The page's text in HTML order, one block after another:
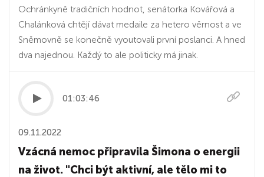
Ochránkyně tradičních hodnot, senátorka Kovářová a
Chalánková chtějí dávat medaile za hetero věrnost a ve
Sněmovně se konečně vyoutovali první poslanci. A hned
dva najednou. Každý to ale politicky má jinak.
01:03:46
09.11.2022
Vzácná nemoc připravila Šimona o energii
na život. "Chci být aktivní, ale tělo mi to